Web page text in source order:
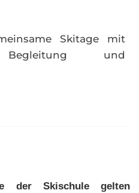
Skitage mit
Begleitung und
der Skischule gelten